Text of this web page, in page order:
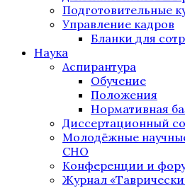
Подготовительные
Управление кадров
Бланки для
Наука
Аспирантура
Обучение
Положения
Нормативная
Диссертационный
Молодёжные
СНО
Конференции и
Журнал